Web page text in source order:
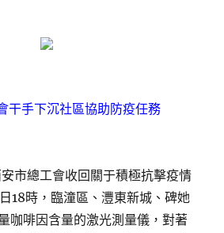
干手下沉社區協助防疫任務
總工會收回關于積極抗擊疫情
18時，臨潼區、灃東新城、碑她
咖啡因含量的激光測量儀，對著